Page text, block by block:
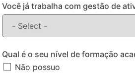
Você já trabalha com gestão de
Qual é o seu nível de formação
Não possuo